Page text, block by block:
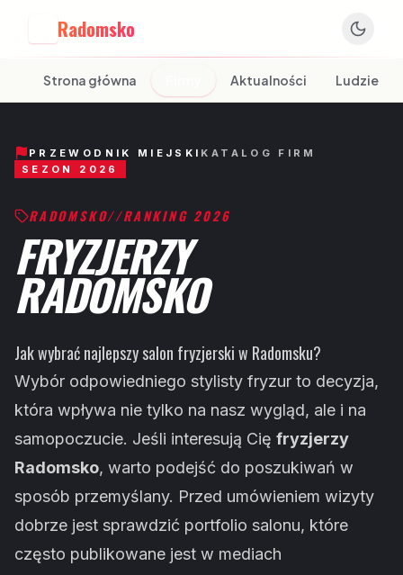
Radomsko
Strona główna Aktualności Ludzie
PRZEWODNIK MIEJSKI KATALOG FIRM
SEZON 2026
RADOMSKO//RANKING 2026
FRYZJERZY
RADOMSKO
Jak wybrać najlepszy salon fryzjerski w Radomsku?
Wybór odpowiedniego stylisty fryzur to decyzja,
która wpływa nie tylko na nasz wygląd, ale i na
samopoczucie. Jeśli interesują Cię fryzjerzy
Radomsko, warto podejść do poszukiwań w
sposób przemyślany. Przed umówieniem wizyty
dobrze jest sprawdzić portfolio salonu, które
często publikowane jest w mediach